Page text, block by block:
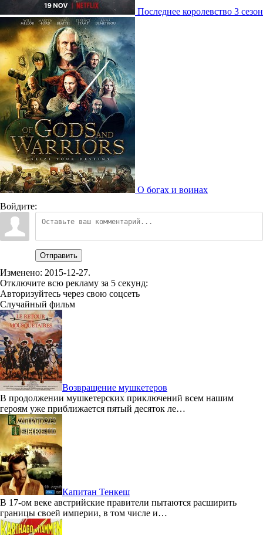
Последнее королевство 3 сезон
О богах и воинах
Войдите:
Отправить
Изменено: 2015-12-27.
Отключите всю рекламу за 5 секунд:
Авторизуйтесь через свою соцсеть
Случайный фильм
Возвращение мушкетеров
В продолжении мушкетерских приключений всем нашим
героям уже приближается пятый десяток ле…
Капитан Тенкеш
В 17-ом веке австрийские правители пытаются расширить
границы своей империи, в том числе и…